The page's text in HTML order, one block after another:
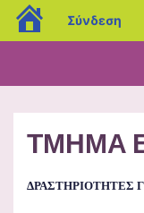
blogs.sch.gr
Σύνδεση
ΤΜΗΜΑ
ΔΡΑΣΤΗΡΙΟΤΗΤΕΣ